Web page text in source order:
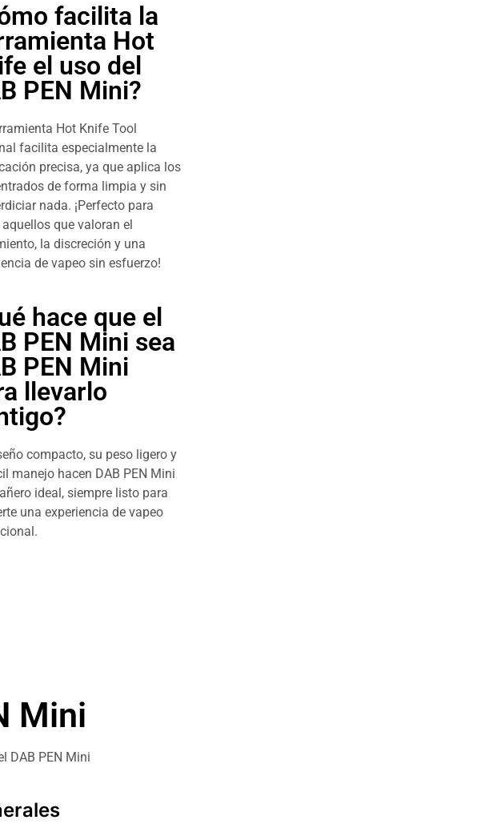
facilita la
Hot
el uso del
PEN Mini?
Hot Knife Tool
facilita especialmente la
precisa, ya que aplica los
de forma limpia y sin
nada. ¡Perfecto para
que valoran el
la discreción y una
de vapeo sin esfuerzo!
hace que el
PEN Mini sea
PEN Mini
llevarlo
compacto, su peso ligero y
manejo hacen DAB PEN Mini
ideal, siempre listo para
una experiencia de vapeo
Mini
DAB PEN Mini